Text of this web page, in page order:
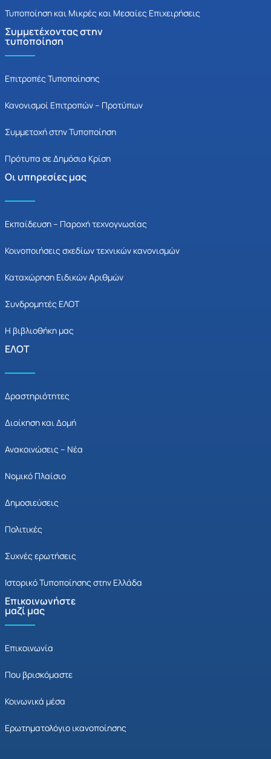
Τυποποίηση και Μικρές και Μεσαίες Επιχειρήσεις
Συμμετέχοντας στην
τυποποίηση
Επιτροπές Τυποποίησης
Κανονισμοί Επιτροπών – Προτύπων
Συμμετοχή στην Τυποποίηση
Πρότυπα σε Δημόσια Κρίση
Οι υπηρεσίες μας
Εκπαίδευση – Παροχή τεχνογνωσίας
Κοινοποιήσεις σχεδίων τεχνικών κανονισμών
Καταχώρηση Ειδικών Αριθμών
Συνδρομητές ΕΛΟΤ
Η βιβλιοθήκη μας
ΕΛΟΤ
Δραστηριότητες
Διοίκηση και Δομή
Ανακοινώσεις – Νέα
Νομικό Πλαίσιο
Δημοσιεύσεις
Πολιτικές
Συχνές ερωτήσεις
Ιστορικό Τυποποίησης στην Ελλάδα
Επικοινωνήστε
μαζί μας
Επικοινωνία
Που βρισκόμαστε
Κοινωνικά μέσα
Ερωτηματολόγιο ικανοποίησης